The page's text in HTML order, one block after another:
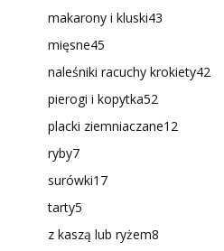
makarony i kluski43
mięsne45
naleśniki racuchy krokiety42
pierogi i kopytka52
placki ziemniaczane12
ryby7
surówki17
tarty5
z kaszą lub ryżem8